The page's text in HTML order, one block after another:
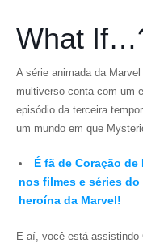
What
A série animada da
multiverso conta com um
episódio da terceira
um mundo em que
É fã de Coração
nos filmes e séries
heroína da Marvel!
E aí, você está assistindo